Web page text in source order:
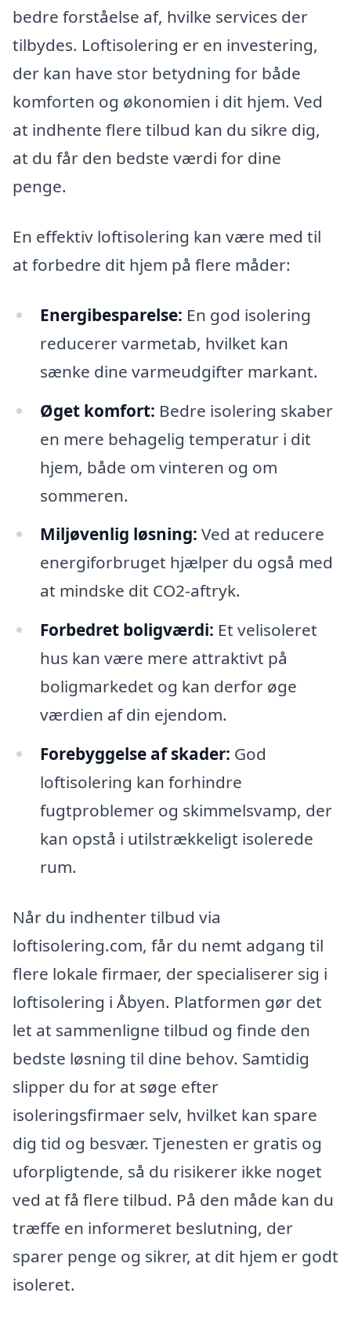
bedre forståelse af, hvilke services der
tilbydes. Loftisolering er en investering,
der kan have stor betydning for både
komforten og økonomien i dit hjem. Ved
at indhente flere tilbud kan du sikre dig,
at du får den bedste værdi for dine
penge.
En effektiv loftisolering kan være med til
at forbedre dit hjem på flere måder:
Energibesparelse: En god isolering
reducerer varmetab, hvilket kan
sænke dine varmeudgifter markant.
Øget komfort: Bedre isolering skaber
en mere behagelig temperatur i dit
hjem, både om vinteren og om
sommeren.
Miljøvenlig løsning: Ved at reducere
energiforbruget hjælper du også med
at mindske dit CO2-aftryk.
Forbedret boligværdi: Et velisoleret
hus kan være mere attraktivt på
boligmarkedet og kan derfor øge
værdien af din ejendom.
Forebyggelse af skader: God
loftisolering kan forhindre
fugtproblemer og skimmelsvamp, der
kan opstå i utilstrækkeligt isolerede
rum.
Når du indhenter tilbud via
loftisolering.com, får du nemt adgang til
flere lokale firmaer, der specialiserer sig i
loftisolering i Åbyen. Platformen gør det
let at sammenligne tilbud og finde den
bedste løsning til dine behov. Samtidig
slipper du for at søge efter
isoleringsfirmaer selv, hvilket kan spare
dig tid og besvær. Tjenesten er gratis og
uforpligtende, så du risikerer ikke noget
ved at få flere tilbud. På den måde kan du
træffe en informeret beslutning, der
sparer penge og sikrer, at dit hjem er godt
isoleret.